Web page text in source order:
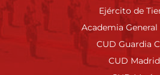
Ejército de
Academia
CUD Guardia
CUD Madrid